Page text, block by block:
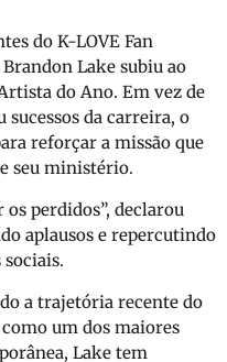
do K-LOVE Fan
Brandon Lake subiu ao
do Ano. Em vez de
sucessos da carreira, o
reforçar a missão que
seu ministério.
perdidos”, declarou
aplausos e repercutindo
a trajetória recente do
um dos maiores
Lake tem